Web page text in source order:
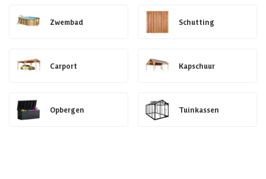
Zwembad Schutting
Carport Kapschuur
Opbergen Tuinkassen